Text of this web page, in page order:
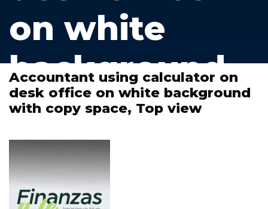
on white
background
with copy
space, Top
view
Accountant using calculator on
desk office on white background
with copy space, Top view